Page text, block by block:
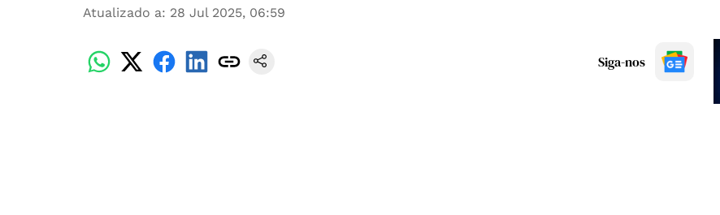
Atualizado a: 28 Jul 2025, 06:59
Siga-nos